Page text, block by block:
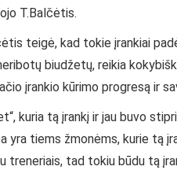
T.Balčėtis.
teigė, kad tokie įrankiai
biudžetų, reikia
įrankio kūrimo progresą ir
kuria tą įrankį ir jau buvo
yra tiems žmonėms, kurie tą
treneriais, tad tokiu būdu tą